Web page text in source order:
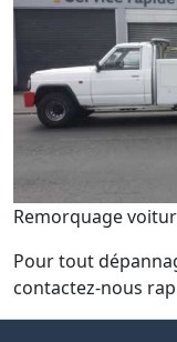
Remorquage
Pour tout
contactez-nous